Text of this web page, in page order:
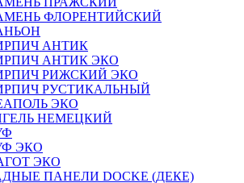
ФЛОРЕНТИЙСКИЙ
АНТИК
АНТИК ЭКО
РИЖСКИЙ ЭКО
РУСТИКАЛЬНЫЙ
ЭКО
НЕМЕЦКИЙ
ЭКО
ЭКО